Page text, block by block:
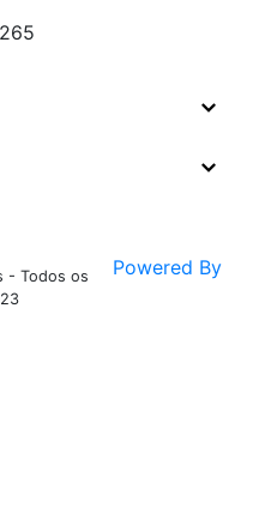
- Todos os
Powered By